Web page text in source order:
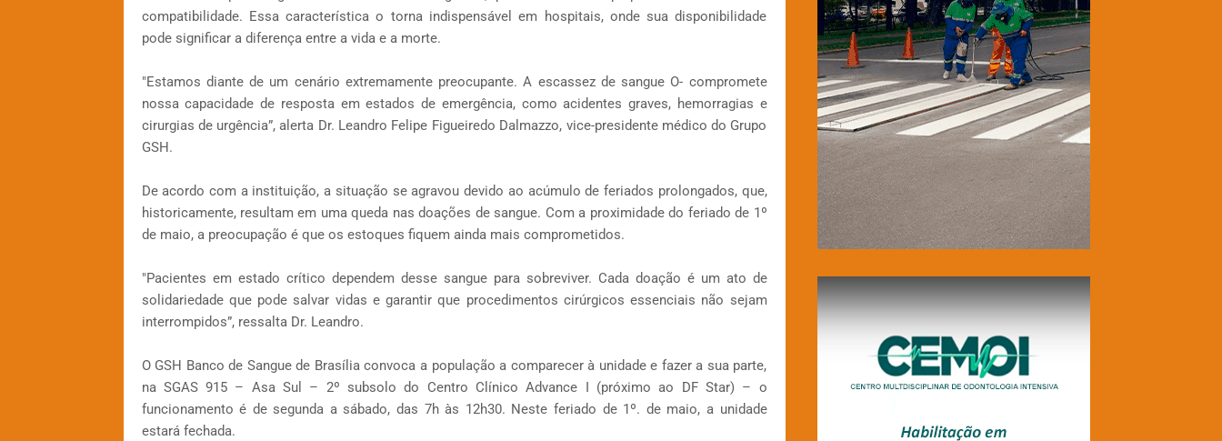
compatibilidade. Essa característica o torna indispensável em hospitais, onde sua disponibilidade
pode significar a diferença entre a vida e a morte.
"Estamos diante de um cenário extremamente preocupante. A escassez de sangue O- compromete
nossa capacidade de resposta em estados de emergência, como acidentes graves, hemorragias e
cirurgias de urgência”, alerta Dr. Leandro Felipe Figueiredo Dalmazzo, vice-presidente médico do Grupo
GSH.
De acordo com a instituição, a situação se agravou devido ao acúmulo de feriados prolongados, que,
historicamente, resultam em uma queda nas doações de sangue. Com a proximidade do feriado de 1º
de maio, a preocupação é que os estoques fiquem ainda mais comprometidos.
"Pacientes em estado crítico dependem desse sangue para sobreviver. Cada doação é um ato de
solidariedade que pode salvar vidas e garantir que procedimentos cirúrgicos essenciais não sejam
interrompidos”, ressalta Dr. Leandro.
O GSH Banco de Sangue de Brasília convoca a população a comparecer à unidade e fazer a sua parte,
na SGAS 915 – Asa Sul – 2º subsolo do Centro Clínico Advance I (próximo ao DF Star) – o
funcionamento é de segunda a sábado, das 7h às 12h30. Neste feriado de 1º. de maio, a unidade
estará fechada.